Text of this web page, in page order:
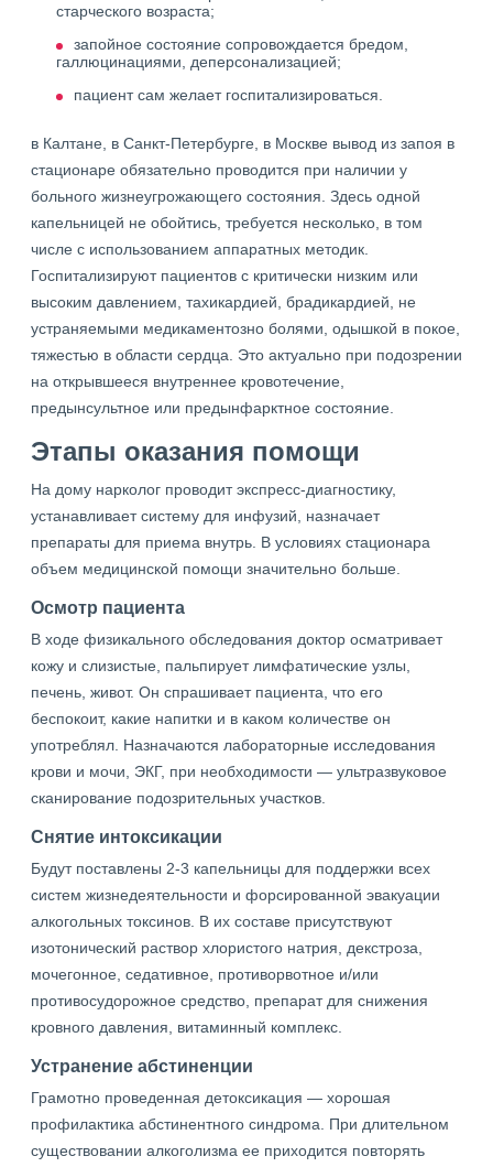
старческого возраста;
запойное состояние сопровождается бредом,
галлюцинациями, деперсонализацией;
пациент сам желает госпитализироваться.
в Калтане, в Санкт-Петербурге, в Москве вывод из запоя в
стационаре обязательно проводится при наличии у
больного жизнеугрожающего состояния. Здесь одной
капельницей не обойтись, требуется несколько, в том
числе с использованием аппаратных методик.
Госпитализируют пациентов с критически низким или
высоким давлением, тахикардией, брадикардией, не
устраняемыми медикаментозно болями, одышкой в покое,
тяжестью в области сердца. Это актуально при подозрении
на открывшееся внутреннее кровотечение,
предынсультное или предынфарктное состояние.
Этапы оказания помощи
На дому нарколог проводит экспресс-диагностику,
устанавливает систему для инфузий, назначает
препараты для приема внутрь. В условиях стационара
объем медицинской помощи значительно больше.
Осмотр пациента
В ходе физикального обследования доктор осматривает
кожу и слизистые, пальпирует лимфатические узлы,
печень, живот. Он спрашивает пациента, что его
беспокоит, какие напитки и в каком количестве он
употреблял. Назначаются лабораторные исследования
крови и мочи, ЭКГ, при необходимости — ультразвуковое
сканирование подозрительных участков.
Снятие интоксикации
Будут поставлены 2-3 капельницы для поддержки всех
систем жизнедеятельности и форсированной эвакуации
алкогольных токсинов. В их составе присутствуют
изотонический раствор хлористого натрия, декстроза,
мочегонное, седативное, противорвотное и/или
противосудорожное средство, препарат для снижения
кровного давления, витаминный комплекс.
Устранение абстиненции
Грамотно проведенная детоксикация — хорошая
профилактика абстинентного синдрома. При длительном
существовании алкоголизма ее приходится повторять